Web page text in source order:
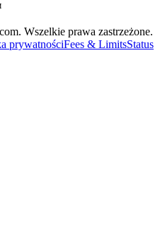
Wszelkie prawa zastrzeżone.
prywatnościFees & LimitsStatus